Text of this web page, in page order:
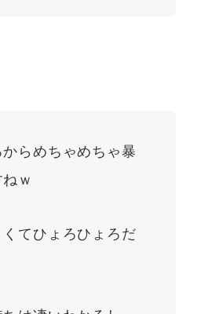
らめちゃめちゃ暴
ｗ
てひょろひょろだ